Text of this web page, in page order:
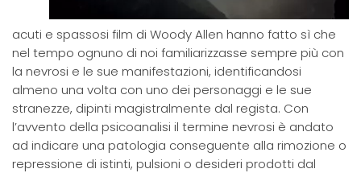
acuti e spassosi film di Woody Allen hanno fatto sì che
nel tempo ognuno di noi familiarizzasse sempre più con
la nevrosi e le sue manifestazioni, identificandosi
almeno una volta con uno dei personaggi e le sue
stranezze, dipinti magistralmente dal regista. Con
l’avvento della psicoanalisi il termine nevrosi è andato
ad indicare una patologia conseguente alla rimozione o
repressione di istinti, pulsioni o desideri prodotti dal